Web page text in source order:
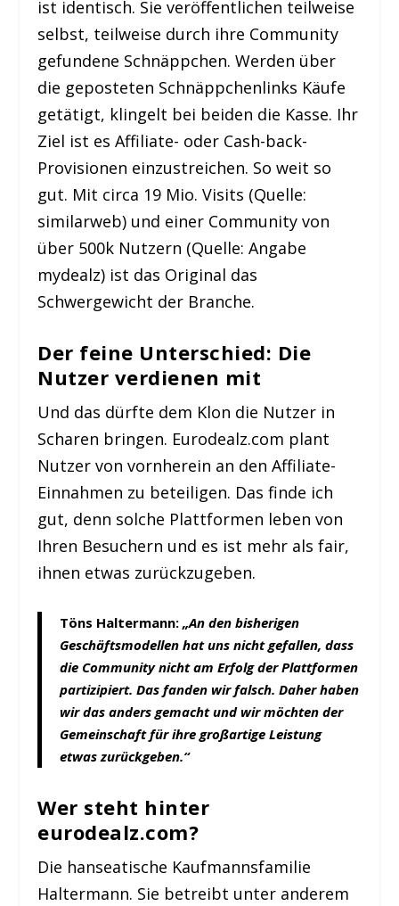
ist identisch. Sie veröffentlichen teilweise
selbst, teilweise durch ihre Community
gefundene Schnäppchen. Werden über
die geposteten Schnäppchenlinks Käufe
getätigt, klingelt bei beiden die Kasse. Ihr
Ziel ist es Affiliate- oder Cash-back-
Provisionen einzustreichen. So weit so
gut. Mit circa 19 Mio. Visits (Quelle:
similarweb) und einer Community von
über 500k Nutzern (Quelle: Angabe
mydealz) ist das Original das
Schwergewicht der Branche.
Der feine Unterschied: Die
Nutzer verdienen mit
Und das dürfte dem Klon die Nutzer in
Scharen bringen. Eurodealz.com plant
Nutzer von vornherein an den Affiliate-
Einnahmen zu beteiligen. Das finde ich
gut, denn solche Plattformen leben von
Ihren Besuchern und es ist mehr als fair,
ihnen etwas zurückzugeben.
Töns Haltermann:„An den bisherigen
Geschäftsmodellen hat uns nicht gefallen, dass
die Community nicht am Erfolg der Plattformen
partizipiert. Das fanden wir falsch. Daher haben
wir das anders gemacht und wir möchten der
Gemeinschaft für ihre großartige Leistung
etwas zurückgeben.“
Wer steht hinter
eurodealz.com?
Die hanseatische Kaufmannsfamilie
Haltermann. Sie betreibt unter anderem